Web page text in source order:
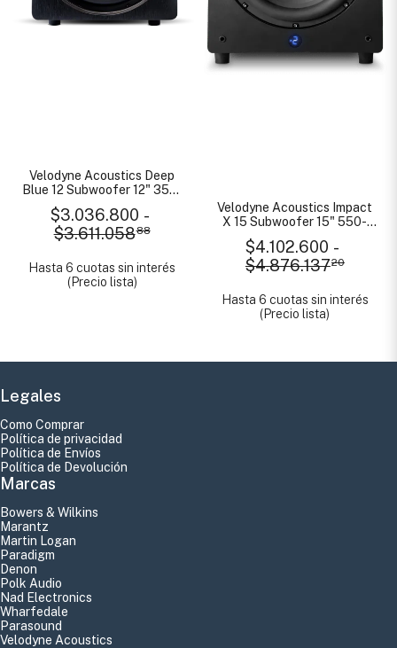
Velodyne Acoustics Deep
Blue 12 Subwoofer 12" 350-
$3.036.800 -
$3.611.05888
Hasta 6 cuotas sin interés
(Precio lista)
Velodyne Acoustics Impact
X 15 Subwoofer 15" 550-
$4.102.600 -
$4.876.13720
Hasta 6 cuotas sin interés
(Precio lista)
Legales
Como Comprar
Política de privacidad
Política de Envíos
Política de Devolución
Marcas
Bowers & Wilkins
Marantz
Martin Logan
Paradigm
Denon
Polk Audio
Nad Electronics
Wharfedale
Parasound
Velodyne Acoustics